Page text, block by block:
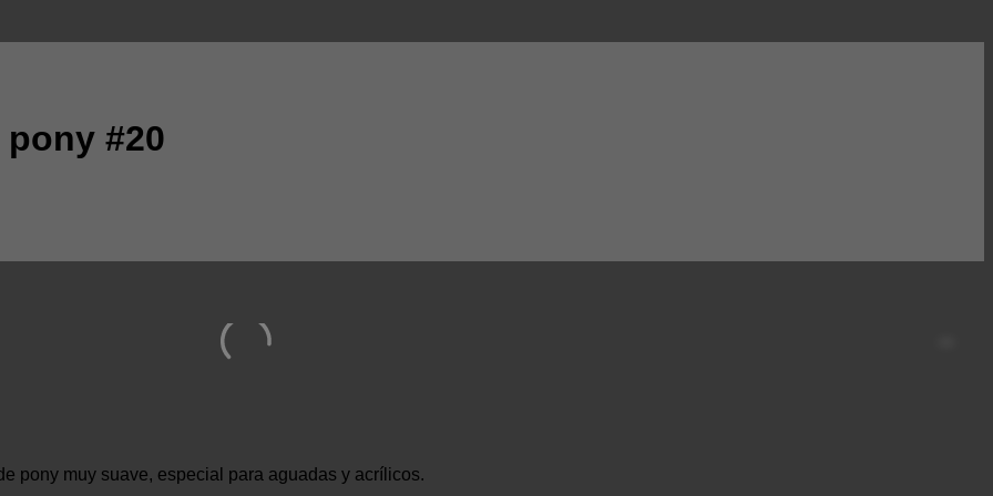
#20
pony muy suave, especial para aguadas y acrílicos.